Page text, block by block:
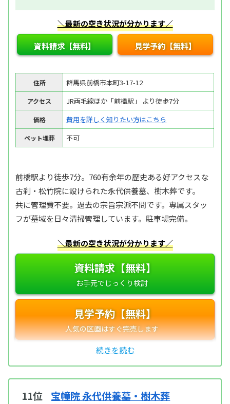
＼最新の空き状況が分かります／
資料請求【無料】 見学予約【無料】
住所 群馬県前橋市本町3-17-12
アクセス JR両毛線ほか「前橋駅」 より徒歩7分
価格 費用を詳しく知りたい方はこちら
ペット埋葬 不可
前橋駅より徒歩7分。760有余年の歴史ある好アクセスな
古刹・松竹院に設けられた永代供養墓、樹木葬です。
共に管理費不要。過去の宗旨宗派不問です。専属スタッ
フが墓域を日々清掃管理しています。駐車場完備。
＼最新の空き状況が分かります／
資料請求【無料】
見学予約【無料】
11位 宝幢院 永代供養墓・樹木葬